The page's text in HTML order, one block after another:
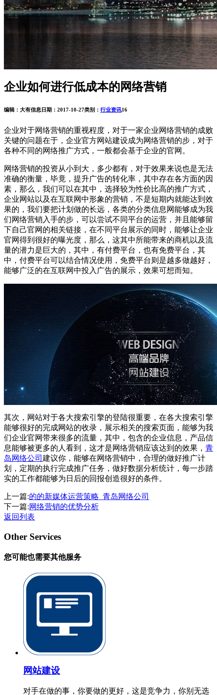
企业如何进行低成本的网络营销
编辑：大有信息 日期：2017-10-27类别： 行业资讯16
企业对于网络营销的重视程度，对于一家企业网络营销的成败
关键的问题在于，企业官方网站建设成为网络营销的步，对于
各种不同的网络推广方式，一般都会基于企业的官网。
网络营销的投资从小到大，多少都有，对于效果来说也是无法
准确的衡量，毕竟，提升广告的转化率，其中存在各方面的因
素，那么，我们可以在其中，选择较为性价比高的推广方式，
企业网站以及在互联网中形象的营销，不是短期内就能达到效
果的，我们要把计划做的长远，各类的分类信息网能够成为我
们网络营销入手的步，可以尝试不同平台的运营，并且能够留
下自己官网的相关链接，在不同平台展示的同时，能够让企业
官网得到很好的曝光度，那么，这其中所能带来的商机以及流
量的潜力是巨大的，其中，有付费平台，也有免费平台，其
中，付费平台可以结合情况使用，免费平台则是越多做越好，
能够广泛的在互联网中投入广告的展示，效果可想而知。
其次，网站对于各大搜索引擎的登陆很重要，在各大搜索引擎
能够很好的完成网站的收录，展示相关的搜索页面，能够为我
们企业官网带来很多的流量，其中，包含的企业信息，产品信
息能够被更多的人看到，这才是网络营销应该达到的效果， 青
岛网络公司 建议你，能够在网络营销中，合理的做好推广计
划，定期的执行完成推广任务，做好数据分析统计，每一步踏
实的工作都能够为日后的回报创造很好的条件。
上一篇:的的新媒体运营策略_青岛网络公司
下一篇:网络营销的优势分析
返回列表
Other Services
您可能也需要其他服务
网站建设
对手在做的事，你要做的更好，这是竞争力，你别无选